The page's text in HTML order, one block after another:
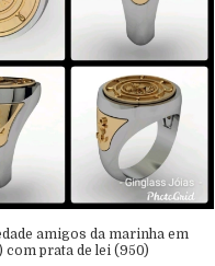
amigos da marinha em
com prata de lei (950)